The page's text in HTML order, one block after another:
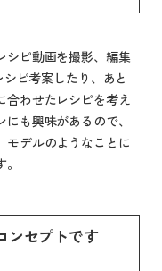
シピ動画を撮影、編集
ピ考案したり、あと
合わせたレシピを考え
も興味があるので、
モデルのようなことに
ンセプトです